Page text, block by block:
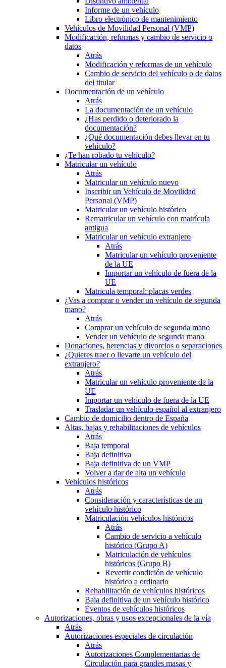
Informe de un vehículo
Libro electrónico de mantenimiento
Vehículos de Movilidad Personal (VMP)
Modificación, reformas y cambio de servicio o
datos
Atrás
Modificación y reformas de un vehículo
Cambio de servicio del vehículo o de datos
del titular
Documentación de un vehículo
Atrás
La documentación de un vehículo
¿Has perdido o deteriorado la
documentación?
¿Qué documentación debes llevar en tu
vehículo?
¿Te han robado tu vehículo?
Matricular un vehículo
Atrás
Matricular un vehículo nuevo
Inscribir un Vehículo de Movilidad
Personal (VMP)
Matricular un vehículo histórico
Rematricular un vehículo con matrícula
antigua
Matricular un vehículo extranjero
Atrás
Matricular un vehículo proveniente
de la UE
Importar un vehículo de fuera de la
UE
Matricula temporal: placas verdes
¿Vas a comprar o vender un vehículo de segunda
mano?
Atrás
Comprar un vehículo de segunda mano
Vender un vehículo de segunda mano
Donaciones, herencias y divorcios o separaciones
¿Quieres traer o llevarte un vehículo del
extranjero?
Atrás
Matricular un vehículo proveniente de la
UE
Importar un vehículo de fuera de la UE
Trasladar un vehículo español al extranjero
Cambio de domicilio dentro de España
Altas, bajas y rehabilitaciones de vehículos
Atrás
Baja temporal
Baja definitiva
Baja definitiva de un VMP
Volver a dar de alta un vehículo
Vehículos históricos
Atrás
Consideración y características de un
vehículo histórico
Matriculación vehículos históricos
Atrás
Cambio de servicio a vehículo
histórico (Grupo A)
Matriculación de vehículos
históricos (Grupo B)
Revertir condición de vehículo
histórico a ordinario
Rehabilitación de vehículos históricos
Baja definitiva de un vehículo histórico
Eventos de vehículos históricos
Autorizaciones, obras y usos excepcionales de la vía
Atrás
Autorizaciones especiales de circulación
Atrás
Autorizaciones Complementarias de
Circulación para grandes masas y